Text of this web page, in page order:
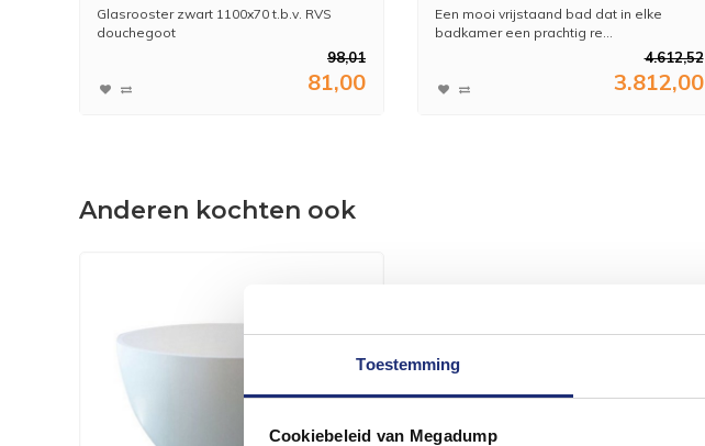
Toestemming
Cookiebeleid van Megadump
Glasrooster zwart 1100x70 t.b.v. RVS
douchegoot
98,01
81,00
Een mooi vrijstaand bad dat in elke
badkamer een prachtig re...
4.612,52
3.812,00
Anderen kochten ook